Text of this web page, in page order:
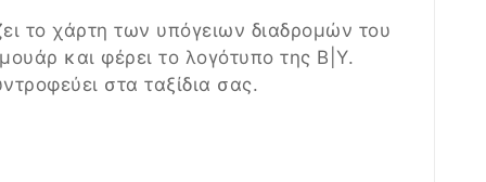
το χάρτη των υπόγειων διαδρομών του
και φέρει το λογότυπο της B|Y.
στα ταξίδια σας.